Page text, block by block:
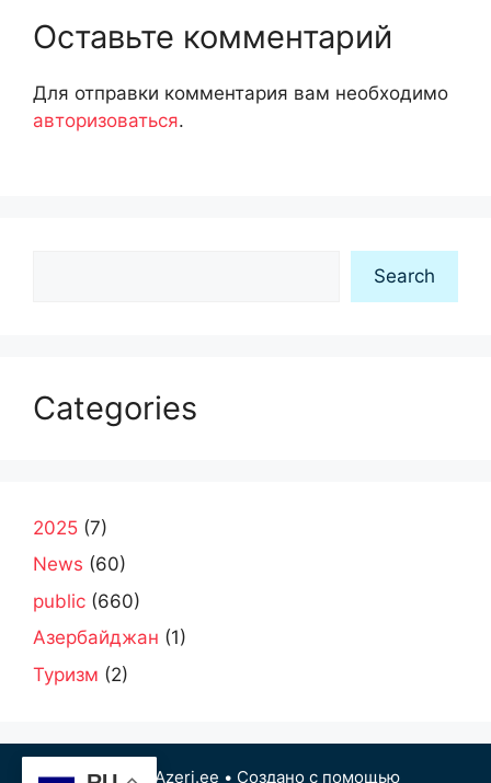
Оставьте комментарий
Для отправки комментария вам необходимо
авторизоваться.
Search
Categories
2025 (7)
News (60)
public (660)
Азербайджан (1)
Туризм (2)
© 2026 Azeri.ee • Создано с помощью